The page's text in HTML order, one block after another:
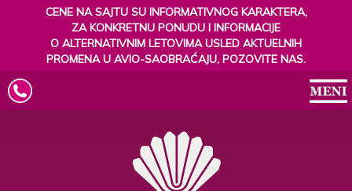
CENE NA SAJTU SU INFORMATIVNOG KARAKTERA,
ZA KONKRETNU PONUDU I INFORMACIJE
O ALTERNATIVNIM LETOVIMA USLED AKTUELNIH
PROMENA U AVIO-SAOBRAĆAJU, POZOVITE NAS.